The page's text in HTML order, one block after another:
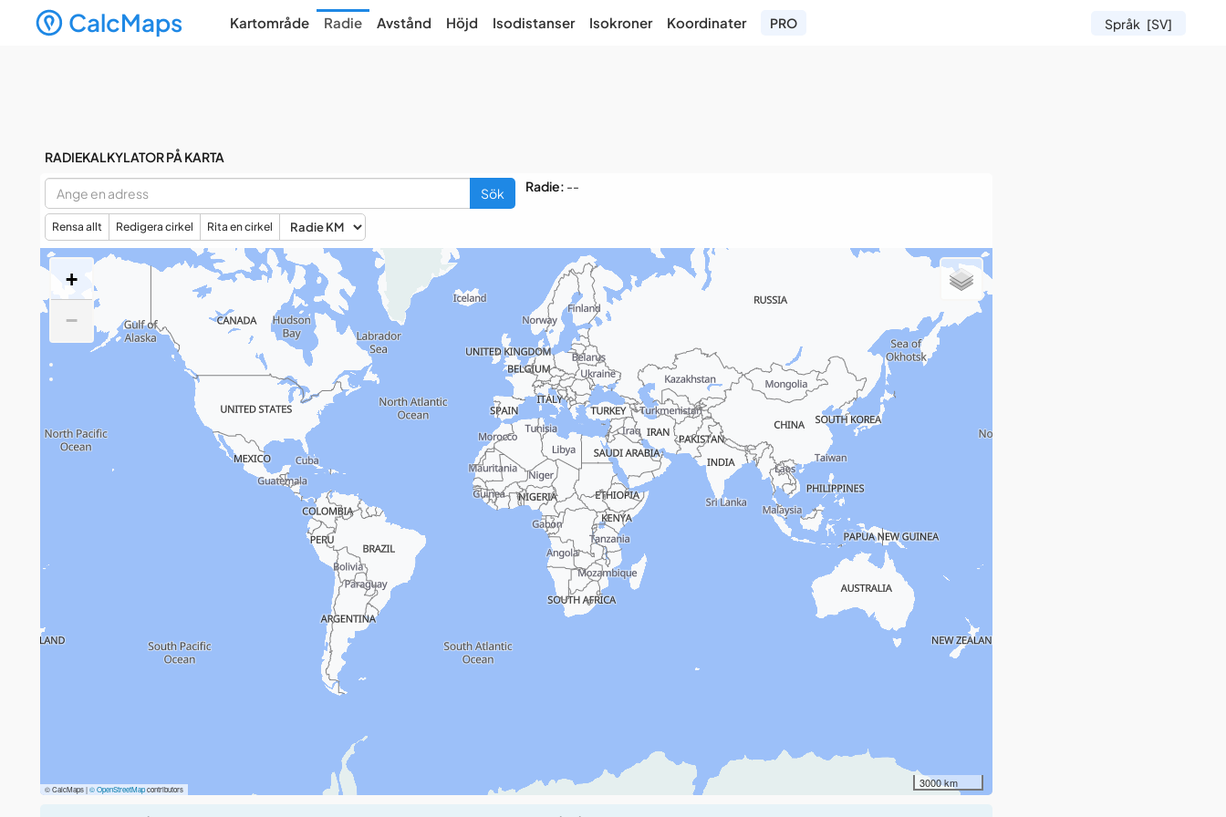
CalcMaps Språk [SV]
Kartområde Radie Avstånd Höjd Isodistanser Isokroner Koordinater PRO
RADIEKALKYLATOR PÅ KARTA
Sök
Rensa allt Redigera cirkel Rita en cirkel
Radie: --
+
−
© CalcMaps |© OpenStreetMapcontributors 3000 km